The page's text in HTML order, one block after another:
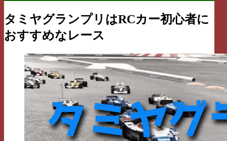
タミヤグランプリはRCカー初心者に
おすすめなレース